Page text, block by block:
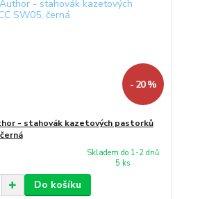
- 20 %
- stahovák kazetových pastorků
Skladem do 1-2 dnů
5 ks
Do košíku